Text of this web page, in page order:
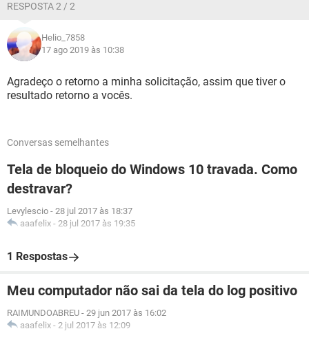
RESPOSTA 2 / 2
Helio_7858
17 ago 2019 às 10:38
Agradeço o retorno a minha solicitação, assim que tiver o
resultado retorno a vocês.
Conversas semelhantes
Tela de bloqueio do Windows 10 travada. Como
destravar?
Levylescio - 28 jul 2017 às 18:37
aaafelix - 28 jul 2017 às 19:35
1 Respostas
Meu computador não sai da tela do log positivo
RAIMUNDOABREU - 29 jun 2017 às 16:02
aaafelix - 2 jul 2017 às 12:09